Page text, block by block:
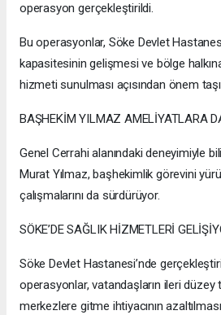
operasyon gerçekleştirildi.
Bu operasyonlar, Söke Devlet
kapasitesinin gelişmesi ve bölge
hizmeti sunulması açısından önem
BAŞHEKİM YILMAZ AMELİYATLARA
Genel Cerrahi alanındaki deneyimiyle
Murat Yılmaz, başhekimlik görevini
çalışmalarını da sürdürüyor.
SÖKE’DE SAĞLIK HİZMETLERİ
Söke Devlet Hastanesi’nde
operasyonlar, vatandaşların ileri düzey
merkezlere gitme ihtiyacının